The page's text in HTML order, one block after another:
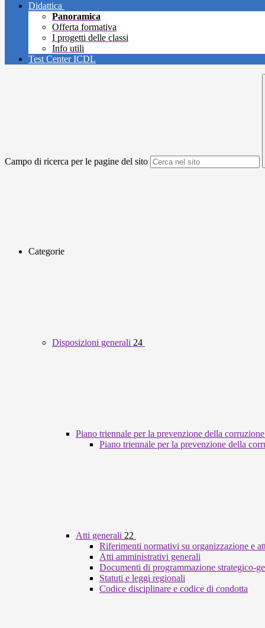
Didattica
Panoramica
Offerta formativa
I progetti delle classi
Info utili
Test Center ICDL
Campo di ricerca per le pagine del sito
Categorie
Disposizioni generali 24
Piano triennale per la prevenzione della
Piano triennale per la prevenzione della
Atti generali 22
Riferimenti normativi su organizzazione e
Atti amministrativi generali
Documenti di programmazione strategico-
Statuti e leggi regionali
Codice disciplinare e codice di condotta